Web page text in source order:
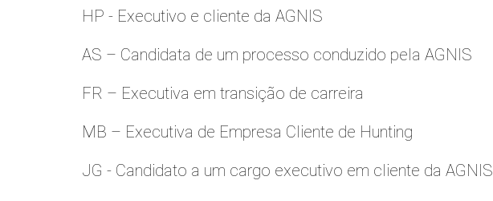
HP - Executivo e cliente da AGNIS
AS – Candidata de um processo conduzido pela AGNIS
FR – Executiva em transição de carreira
MB – Executiva de Empresa Cliente de Hunting
JG - Candidato a um cargo executivo em cliente da AGNIS